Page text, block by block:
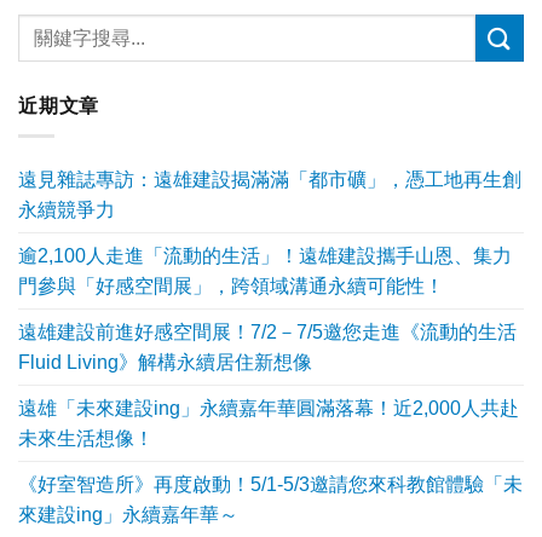
近期文章
遠見雜誌專訪：遠雄建設揭滿滿「都市礦」，憑工地再生創
永續競爭力
逾2,100人走進「流動的生活」！遠雄建設攜手山恩、集力
門參與「好感空間展」，跨領域溝通永續可能性！
遠雄建設前進好感空間展！7/2－7/5邀您走進《流動的生活
Fluid Living》解構永續居住新想像
遠雄「未來建設ing」永續嘉年華圓滿落幕！近2,000人共赴
未來生活想像！
《好室智造所》再度啟動！5/1-5/3邀請您來科教館體驗「未
來建設ing」永續嘉年華～